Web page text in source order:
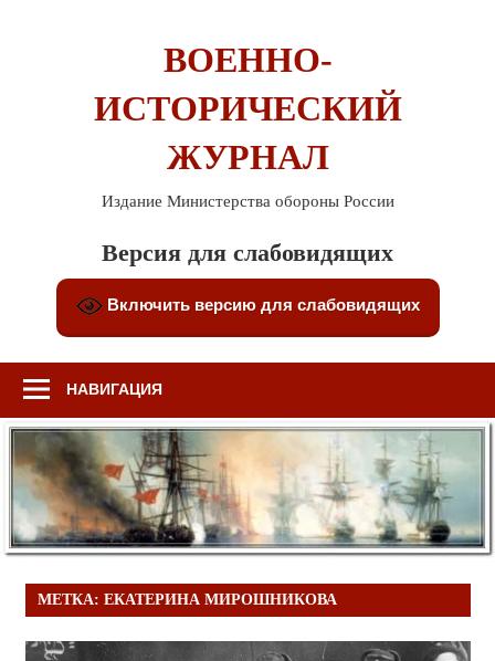
ВОЕННО-
ИСТОРИЧЕСКИЙ
ЖУРНАЛ
Издание Министерства обороны России
Версия для слабовидящих
Включить версию для слабовидящих
НАВИГАЦИЯ
МЕТКА: ЕКАТЕРИНА МИРОШНИКОВА